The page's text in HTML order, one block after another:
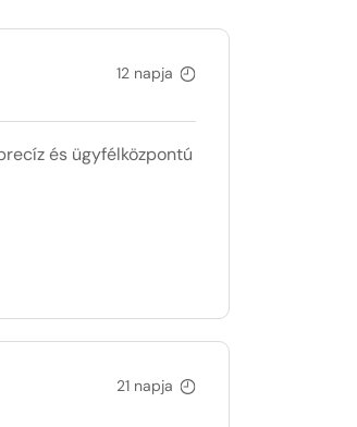
12 napja
és ügyfélközpontú
21 napja